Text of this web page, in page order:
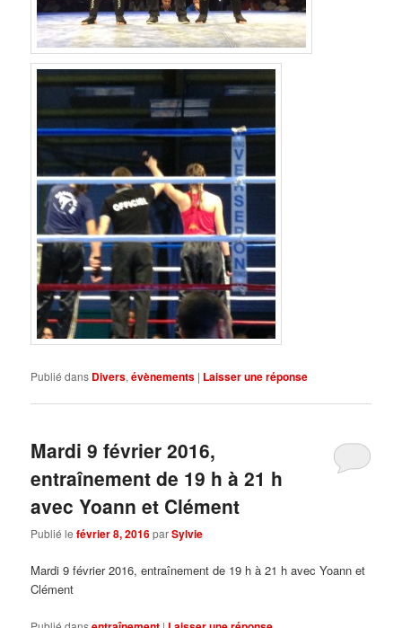
Publié dans Divers,évènements | Laisser une réponse
Mardi 9 février 2016,
entraînement de 19 h à 21 h
avec Yoann et Clément
Publié lefévrier 8, 2016parSylvie
Mardi 9 février 2016, entraînement de 19 h à 21 h avec Yoann et
Clément